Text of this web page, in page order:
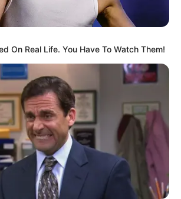
de caballos
ALEJANDRO RIAÑO
Expareja de Alejandro
Riaño contó como están
llevando su separación
amorosa
CHISMES DE FAMOSOS
La crítica a Juanpis
González por salir a
On Real Life. You Have To Watch Them!